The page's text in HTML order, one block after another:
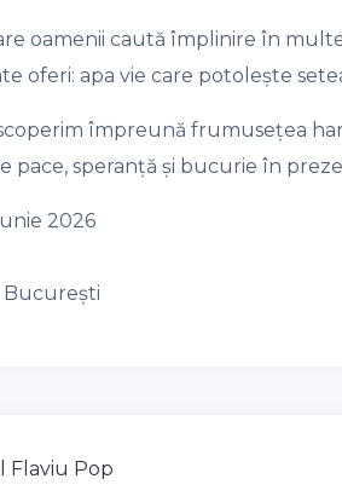
oamenii caută împlinire în
oferi: apa vie care potolește
împreună frumusețea
pace, speranță și bucurie în
2026
București
Flaviu Pop